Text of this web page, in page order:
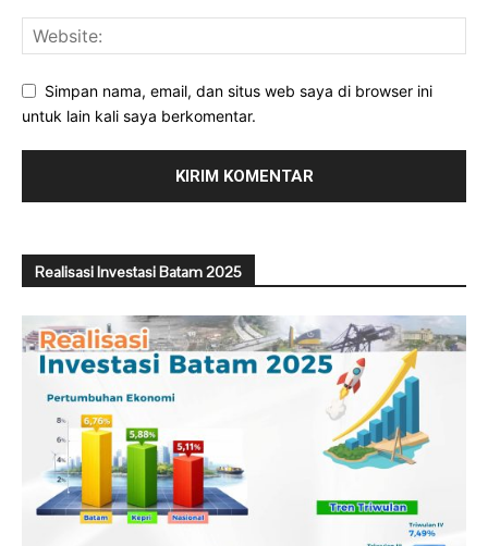
Simpan nama, email, dan situs web saya di browser ini
untuk lain kali saya berkomentar.
Realisasi Investasi Batam 2025